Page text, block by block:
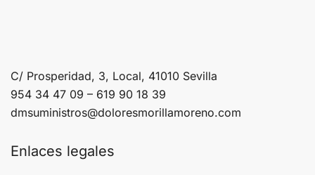
C/ Prosperidad, 3, Local, 41010 Sevilla
954 34 47 09 – 619 90 18 39
dmsuministros@doloresmorillamoreno.com
Enlaces legales